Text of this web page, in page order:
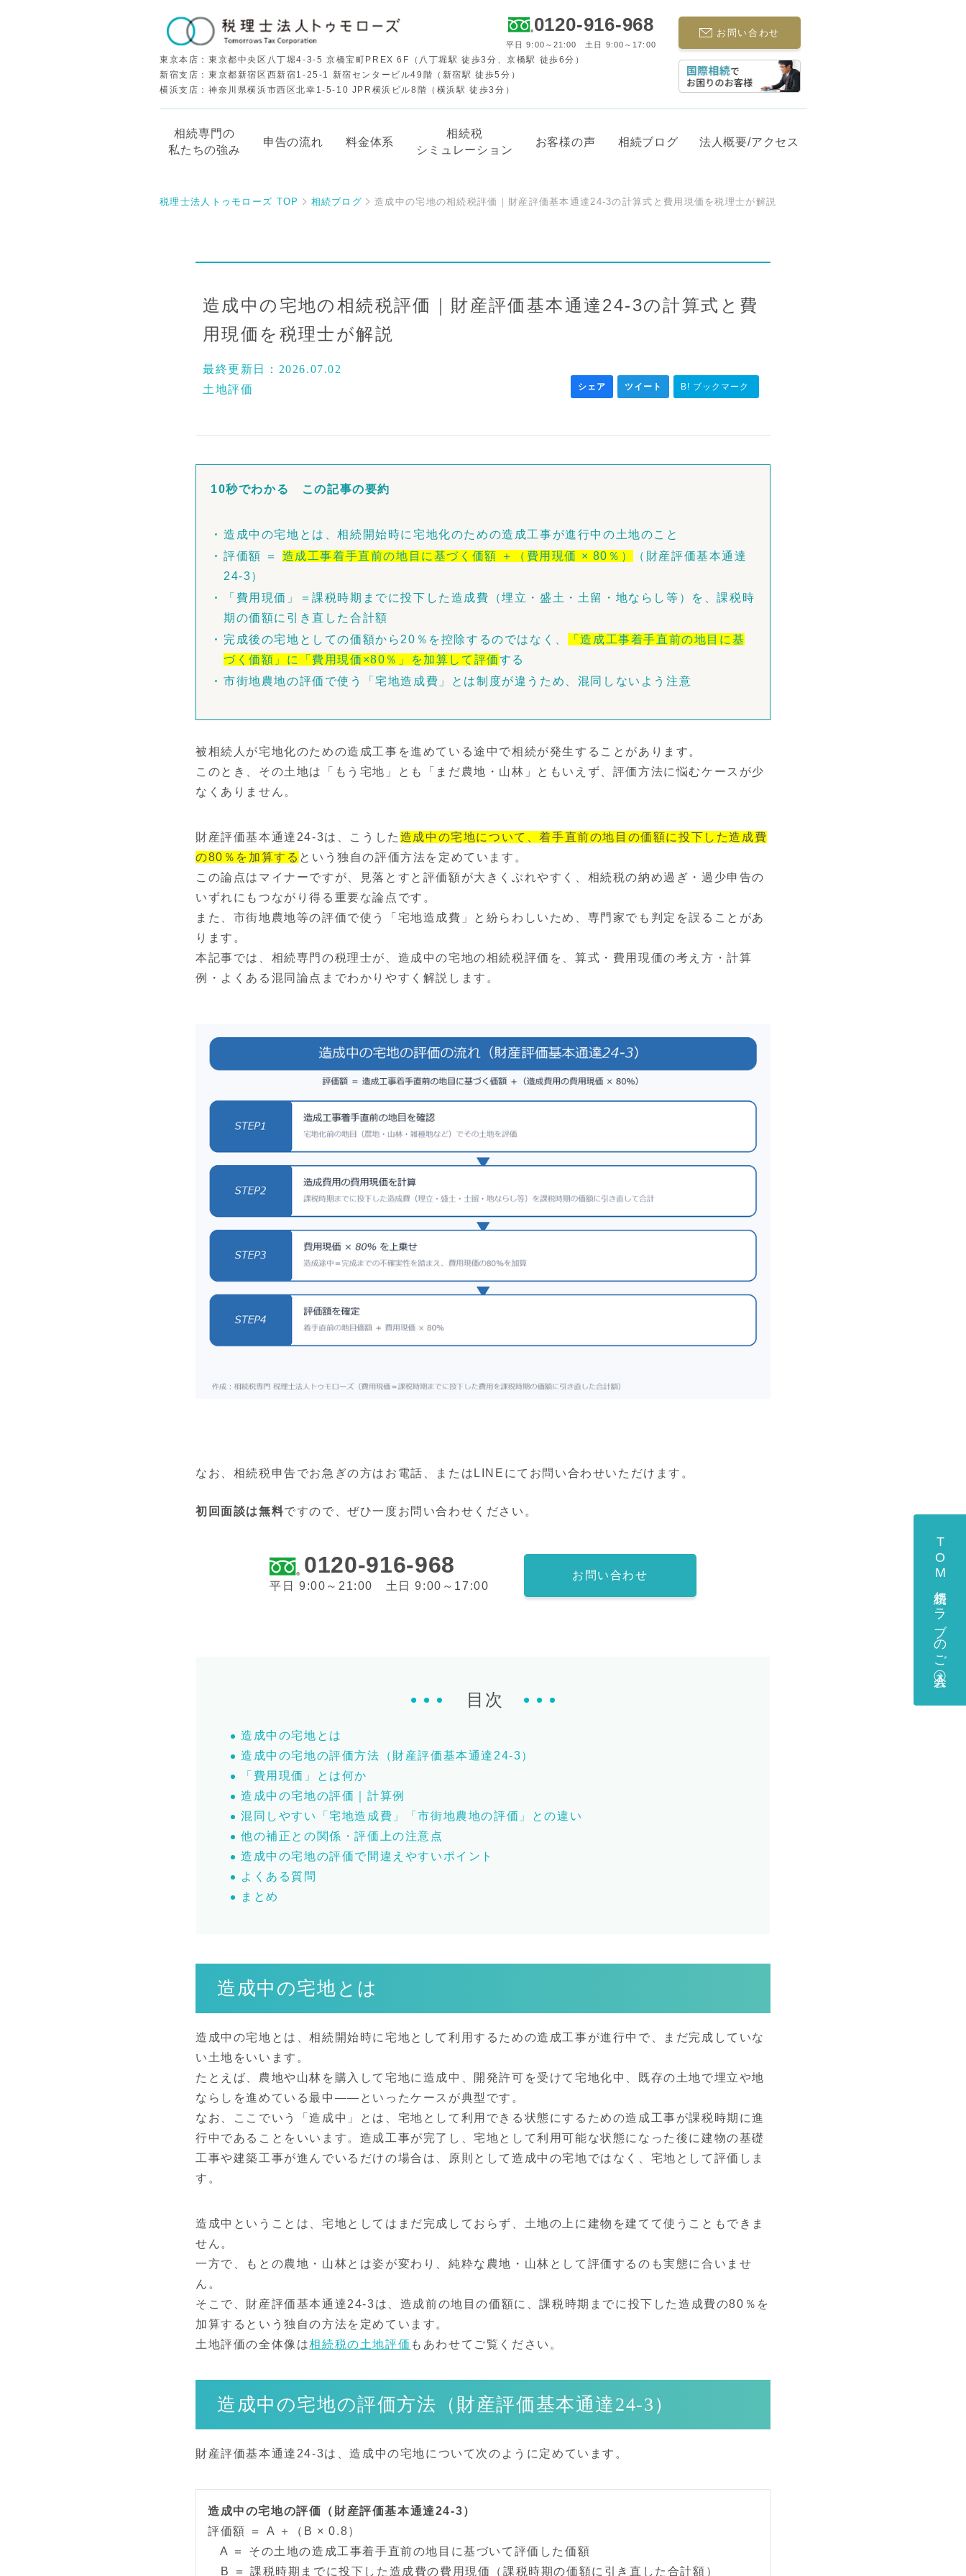
TOM相続クラブのご入会
0120-916-968
平日 9:00～21:00 土日 9:00～17:00
お問い合わせ
東京本店：東京都中央区八丁堀4-3-5 京橋宝町PREX 6F（八丁堀駅 徒歩3分、京橋駅 徒歩6分）
新宿支店：東京都新宿区西新宿1-25-1 新宿センタービル49階（新宿駅 徒歩5分）
横浜支店：神奈川県横浜市西区北幸1-5-10 JPR横浜ビル8階（横浜駅 徒歩3分）
相続専門の
私たちの強み
申告の流れ 料金体系
相続税
シミュレーション
お客様の声 相続ブログ 法人概要/アクセス
税理士法人トゥモローズ TOP 相続ブログ 造成中の宅地の相続税評価｜財産評価基本通達24-3の計算式と費用現価を税理士が解説
造成中の宅地の相続税評価｜財産評価基本通達24-3の計算式と費
用現価を税理士が解説
最終更新日： 2026.07.02
土地評価
シェア ツイート B! ブックマーク
10秒でわかる この記事の要約
造成中の宅地とは、相続開始時に宅地化のための造成工事が進行中の土地のこと
評価額 ＝ 造成工事着手直前の地目に基づく価額 ＋（費用現価 × 80％）
（財産評価基本通達
24-3）
「費用現価」＝課税時期までに投下した造成費（埋立・盛土・土留・地ならし等）を、課税時
期の価額に引き直した合計額
完成後の宅地としての価額から20％を控除するのではなく、
「造成工事着手直前の地目に基
づく価額」に「費用現価×80％」を加算して評価する
市街地農地の評価で使う「宅地造成費」とは制度が違うため、混同しないよう注意
被相続人が宅地化のための造成工事を進めている途中で相続が発生することがあります。
このとき、その土地は「もう宅地」とも「まだ農地・山林」ともいえず、評価方法に悩むケースが少
なくありません。
財産評価基本通達24-3は、こうした 造成中の宅地について、着手直前の地目の価額に投下した造成費
の80％を加算する という独自の評価方法を定めています。
この論点はマイナーですが、見落とすと評価額が大きくぶれやすく、相続税の納め過ぎ・過少申告の
いずれにもつながり得る重要な論点です。
また、市街地農地等の評価で使う「宅地造成費」と紛らわしいため、専門家でも判定を誤ることがあ
ります。
本記事では、相続専門の税理士が、造成中の宅地の相続税評価を、算式・費用現価の考え方・計算
例・よくある混同論点までわかりやすく解説します。
なお、相続税申告でお急ぎの方はお電話、またはLINEにてお問い合わせいただけます。
初回面談は無料ですので、ぜひ一度お問い合わせください。
0120-916-968
平日 9:00～21:00 土日 9:00～17:00
お問い合わせ
目次
造成中の宅地とは
造成中の宅地の評価方法（財産評価基本通達24-3）
「費用現価」とは何か
造成中の宅地の評価｜計算例
混同しやすい「宅地造成費」「市街地農地の評価」との違い
他の補正との関係・評価上の注意点
造成中の宅地の評価で間違えやすいポイント
よくある質問
まとめ
造成中の宅地とは
造成中の宅地とは、相続開始時に宅地として利用するための造成工事が進行中で、まだ完成していな
い土地をいいます。
たとえば、農地や山林を購入して宅地に造成中、開発許可を受けて宅地化中、既存の土地で埋立や地
ならしを進めている最中——といったケースが典型です。
なお、ここでいう「造成中」とは、宅地として利用できる状態にするための造成工事が課税時期に進
行中であることをいいます。造成工事が完了し、宅地として利用可能な状態になった後に建物の基礎
工事や建築工事が進んでいるだけの場合は、原則として造成中の宅地ではなく、宅地として評価しま
す。
造成中ということは、宅地としてはまだ完成しておらず、土地の上に建物を建てて使うこともできま
せん。
一方で、もとの農地・山林とは姿が変わり、純粋な農地・山林として評価するのも実態に合いませ
ん。
そこで、財産評価基本通達24-3は、造成前の地目の価額に、課税時期までに投下した造成費の80％を
加算するという独自の方法を定めています。
土地評価の全体像は相続税の土地評価 もあわせてご覧ください。
造成中の宅地の評価方法（財産評価基本通達24-3）
財産評価基本通達24-3は、造成中の宅地について次のように定めています。
造成中の宅地の評価（財産評価基本通達24-3）
評価額 ＝ A ＋（B × 0.8）
A ＝ その土地の造成工事着手直前の地目に基づいて評価した価額
B ＝ 課税時期までに投下した造成費の費用現価（課税時期の価額に引き直した合計額）